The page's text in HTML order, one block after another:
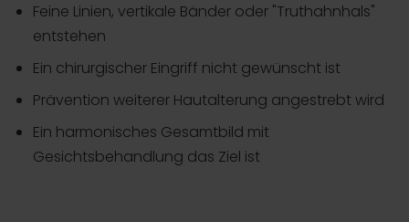
Feine Linien, vertikale Bänder oder "Truthahnhals"
entstehen
Ein chirurgischer Eingriff nicht gewünscht ist
Prävention weiterer Hautalterung angestrebt wird
Ein harmonisches Gesamtbild mit
Gesichtsbehandlung das Ziel ist